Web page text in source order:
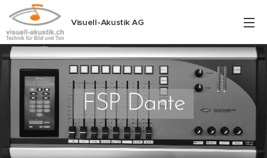
Visuell-Akustik AG
FSP Dante